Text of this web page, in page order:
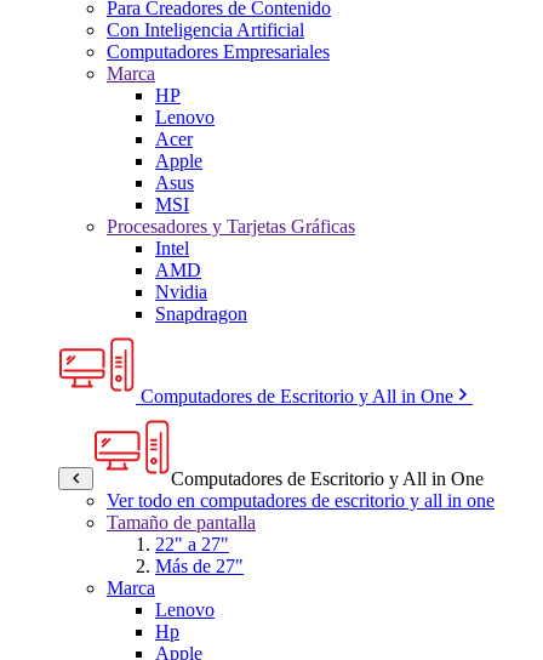
Para Creadores de Contenido
Con Inteligencia Artificial
Computadores Empresariales
Marca
HP
Lenovo
Acer
Apple
Asus
MSI
Procesadores y Tarjetas Gráficas
Intel
AMD
Nvidia
Snapdragon
Computadores de Escritorio y All in One
Computadores de Escritorio y All in One
Ver todo en computadores de escritorio y all in one
Tamaño de pantalla
22" a 27"
Más de 27"
Marca
Lenovo
Hp
Apple